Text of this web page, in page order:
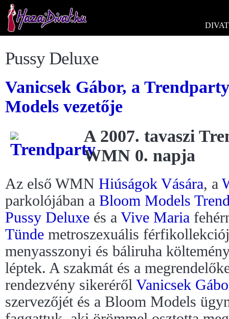
DIVAT
Pussy Deluxe
Vanicsek Gábor, a
Models vezetője
A 2007. tavaszi
WMN 0. napja
Az első WMN Hiúságok Vására, a
parkolójában a Bloom Models
Pussy Deluxe és a Vive Maria
Tünde metroszexuális
menyasszonyi és báliruha
léptek. A szakmát és a
rendezvény sikeréről Vanicsek
szervezőjét és a Bloom Models